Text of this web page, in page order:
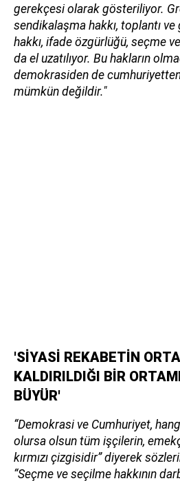
gerekçesi olarak gösteriliyor.
sendikalaşma hakkı, toplantı
hakkı, ifade özgürlüğü, seçme
da el uzatılıyor. Bu hakların
demokrasiden de
mümkün değildir."
'SİYASİ REKABETİN
KALDIRILDIĞI BİR
BÜYÜR'
“Demokrasi ve Cumhuriyet,
olursa olsun tüm işçilerin,
kırmızı çizgisidir” diyerek
“Seçme ve seçilme hakkının